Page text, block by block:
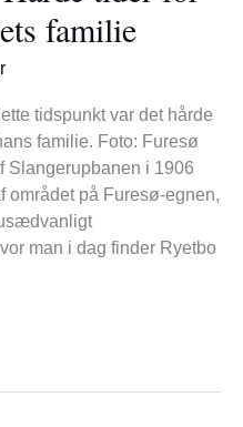
familie
tidspunkt var det hårde
familie. Foto: Furesø
Slangerupbanen i 1906
området på Furesø-egnen,
man i dag finder Ryetbo